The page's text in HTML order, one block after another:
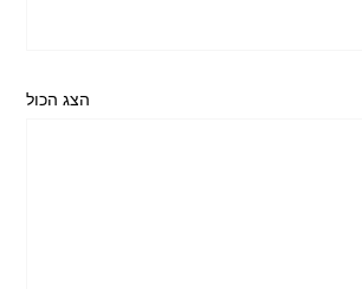
הצג הכול